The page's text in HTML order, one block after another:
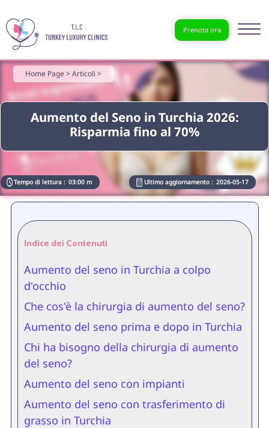
Prenota ora
Aumento del Seno in Turchia 2026:
Risparmia fino al 70%
Home Page >Articoli >
Tempo di lettura : 03:00 m Ultimo aggiornamento : 2026-05-17
Indice dei Contenuti
Aumento del seno in Turchia a colpo
d'occhio
Che cos'è la chirurgia di aumento del seno?
Aumento del seno prima e dopo in Turchia
Chi ha bisogno della chirurgia di aumento
del seno?
Aumento del seno con impianti
Aumento del seno con trasferimento di
grasso in Turchia